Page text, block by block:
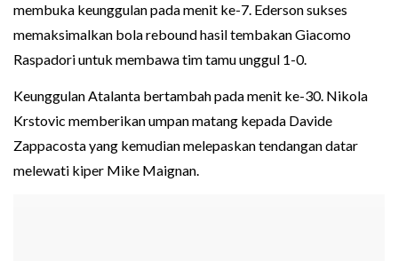
membuka keunggulan pada menit ke-7. Ederson sukses
memaksimalkan bola rebound hasil tembakan Giacomo
Raspadori untuk membawa tim tamu unggul 1-0.
Keunggulan Atalanta bertambah pada menit ke-30. Nikola
Krstovic memberikan umpan matang kepada Davide
Zappacosta yang kemudian melepaskan tendangan datar
melewati kiper Mike Maignan.